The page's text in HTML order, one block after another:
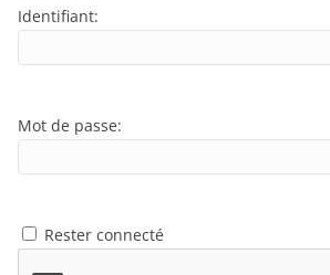
Identifiant:
Mot de passe:
Rester connecté